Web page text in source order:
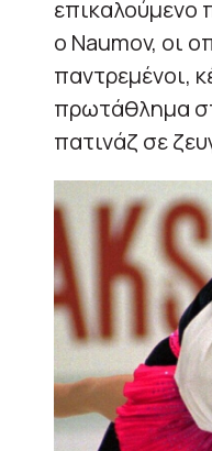
επικαλούμενο
ο Naumov, οι
παντρεμένοι,
πρωτάθλημα
πατινάζ σε